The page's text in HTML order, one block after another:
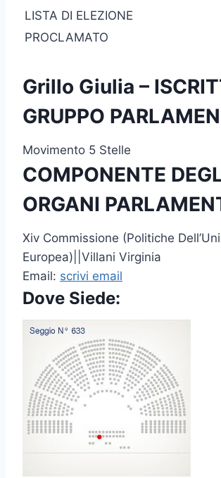
LISTA DI ELEZIONE
PROCLAMATO
Grillo Giulia –
GRUPPO
Movimento 5 Stelle
COMPONENTE
ORGANI
Xiv Commissione (Politiche
Europea)||Villani Virginia
Email: scrivi email
Dove Siede: